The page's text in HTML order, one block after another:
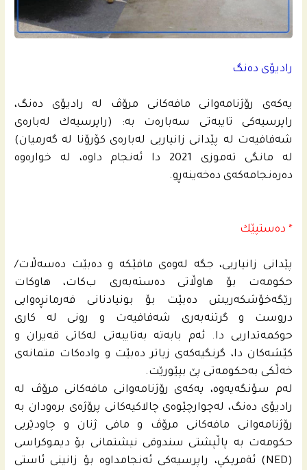
رادیۆی ده‌نگ
یه‌كه‌ى رۆژنامه‌وانى مافه‌كانى مرۆڤ له‌ رادیۆى ده‌نگ،
راپرسیه‌كى تایبه‌تى سه‌باره‌ت به: (راپرسیه‌ك له‌باره‌ى
شه‌فافیه‌ت له‌ پێدانى زانیاریی له‌باره‌ى كۆرۆنا له‌ گه‌رمیان)
له‌ مانگى ته‌موزی 2021 دا ئه‌نجام داوه، له‌ خواره‌وه‌
ده‌ره‌نجامه‌كه‌ى ده‌خه‌ینه‌ڕو.
* ده‌ستپێك
پێدانى زانیاریی، جگه‌ له‌وه‌ى مافێكه‌ و ده‌بێت ده‌سه‌ڵات/
حكومه‌ت بۆ هاوڵاتى ده‌سته‌به‌رى ب‌كات، هاوكات
رێگه‌خۆشكه‌ریش ده‌بێت بۆ بونیادنانى فه‌رمانڕه‌وایی
دروست و گرتنه‌به‌رى شه‌فافیه‌ت و رونى له‌ كارى
حوكمه‌تداریی دا. ئه‌م بابه‌ته‌ به‌تایبه‌تى له‌كاتى قه‌یران و
كێشه‌كان دا، گرنگیه‌كه‌ى زیاتر ده‌بێت و واده‌كات متمانه‌ى
خه‌ڵكى به‌حكومه‌تى پێ بپێورێت.
له‌م سۆنگه‌یه‌وه‌، یه‌كه‌ى رۆژنامه‌وانى مافه‌كانى مرۆڤ له‌
رادیۆی ده‌نگ، له‌چوارچێوه‌ى چالاكیه‌كانى پرۆژه‌ى بره‌ودان به‌
رۆژنامه‌وانى مافه‌كانى مرۆڤ و مافی ژنان و چاودێریی
حكومه‌ت به‌ پاڵپشتی سندوقی نیشتمانى بۆ دیموكراسی
(NED) ئةمريكي، راپرسیه‌كى ئه‌نجامداوه‌ بۆ زانینی ئاستى